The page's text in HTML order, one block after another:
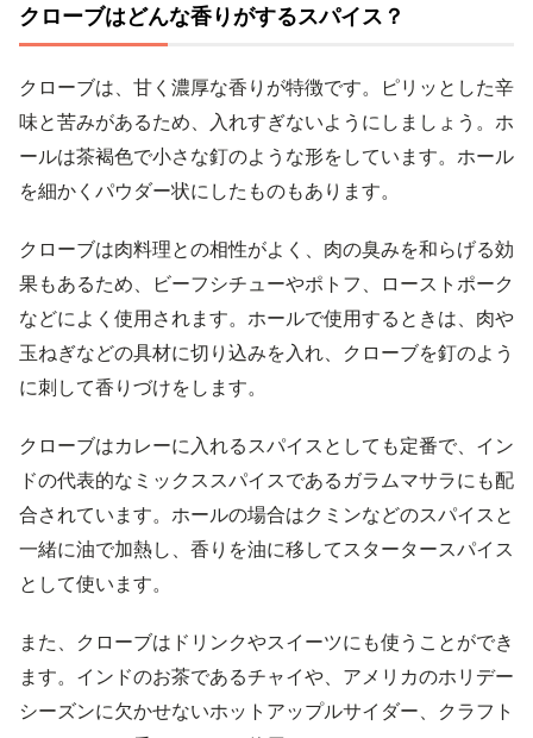
クローブはどんな香りがするスパイス？
クローブは、甘く濃厚な香りが特徴です。ピリッとした辛
味と苦みがあるため、入れすぎないようにしましょう。ホ
ールは茶褐色で小さな釘のような形をしています。ホール
を細かくパウダー状にしたものもあります。
クローブは肉料理との相性がよく、肉の臭みを和らげる効
果もあるため、ビーフシチューやポトフ、ローストポーク
などによく使用されます。ホールで使用するときは、肉や
玉ねぎなどの具材に切り込みを入れ、クローブを釘のよう
に刺して香りづけをします。
クローブはカレーに入れるスパイスとしても定番で、イン
ドの代表的なミックススパイスであるガラムマサラにも配
合されています。ホールの場合はクミンなどのスパイスと
一緒に油で加熱し、香りを油に移してスタータースパイス
として使います。
また、クローブはドリンクやスイーツにも使うことができ
ます。インドのお茶であるチャイや、アメリカのホリデー
シーズンに欠かせないホットアップルサイダー、クラフト